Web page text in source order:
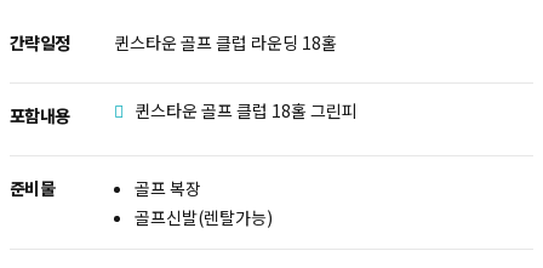
간략일정 퀸스타운 골프 클럽 라운딩 18홀
포함내용 퀸스타운 골프 클럽 18홀 그린피
준비물
골프 복장
골프신발(렌탈가능)